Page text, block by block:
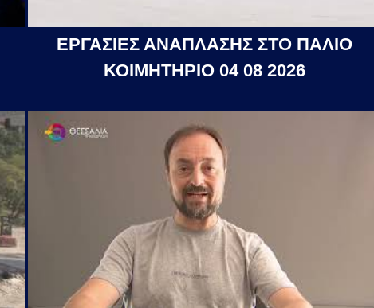
ΕΡΓΑΣΙΕΣ ΑΝΑΠΛΑΣΗΣ ΣΤΟ ΠΑΛΙΟ
ΚΟΙΜΗΤΗΡΙΟ 04 08 2026